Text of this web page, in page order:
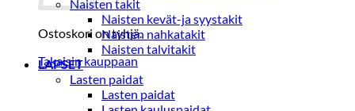
Ostoskori on tyhjä.
Takaisin kauppaan
Naisten takit
Naisten kevät-ja syystakit
Naisten nahkatakit
Naisten talvitakit
LAPSET
Lasten paidat
Lasten paidat